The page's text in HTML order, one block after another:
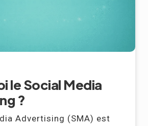
le Social Media
?
Advertising (SMA) est